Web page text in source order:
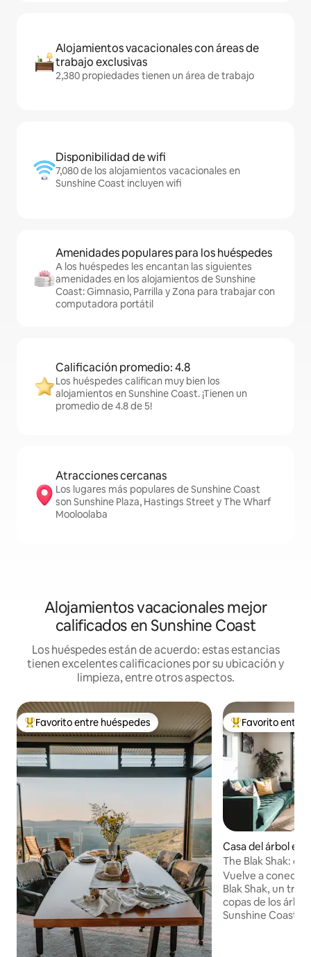
Alojamientos vacacionales con áreas de
trabajo exclusivas
2,380 propiedades tienen un área de trabajo
Disponibilidad de wifi
7,080 de los alojamientos vacacionales en
Sunshine Coast incluyen wifi
Amenidades populares para los huéspedes
A los huéspedes les encantan las siguientes
amenidades en los alojamientos de Sunshine
Coast: Gimnasio, Parrilla y Zona para trabajar con
computadora portátil
Calificación promedio: 4.8
Los huéspedes califican muy bien los
alojamientos en Sunshine Coast. ¡Tienen un
promedio de 4.8 de 5!
Atracciones cercanas
Los lugares más populares de Sunshine Coast
son Sunshine Plaza, Hastings Street y The Wharf
Mooloolaba
Alojamientos vacacionales mejor
calificados en Sunshine Coast
Los huéspedes están de acuerdo: estas estancias
tienen excelentes calificaciones por su ubicación y
limpieza, entre otros aspectos.
De los mejores en Favorito entre huéspedes
Favorito entre huéspedes De los mejores
Favorito entre
Casa del árbol en
The Blak Shak:
Montville
Vuelve a
Blak Shak, un
copas de los
Sunshine Coast.